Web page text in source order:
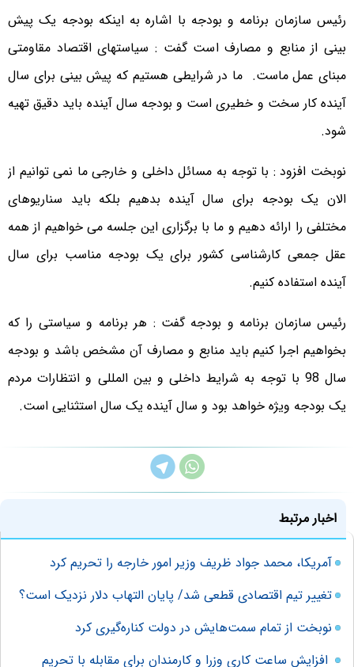
رئیس سازمان برنامه و بودجه با اشاره به اینکه بودجه یک پیش
بینی از منابع و مصارف است گفت : سیاستهای اقتصاد مقاومتی
مبنای عمل ماست. ما در شرایطی هستیم که پیش بینی برای سال
آینده کار سخت و خطیری است و بودجه سال آینده باید دقیق تهیه
شود.
نوبخت افزود : با توجه به مسائل داخلی و خارجی ما نمی توانیم از
الان یک بودجه برای سال آینده بدهیم بلکه باید سناریوهای
مختلفی را ارائه دهیم و ما با برگزاری این جلسه می خواهیم از همه
عقل جمعی کارشناسی کشور برای یک بودجه مناسب برای سال
آینده استفاده کنیم.
رئیس سازمان برنامه و بودجه گفت : هر برنامه و سیاستی را که
بخواهیم اجرا کنیم باید منابع و مصارف آن مشخص باشد و بودجه
سال 98 با توجه به شرایط داخلی و بین المللی و انتظارات مردم
یک بودجه ویژه خواهد بود و سال آینده یک سال استثنایی است.
اخبار مرتبط
آمریکا، محمد جواد ظریف وزیر امور خارجه را تحریم کرد
تغییر تیم اقتصادی قطعی شد/ پایان التهاب دلار نزدیک است؟
نوبخت از تمام سمت‌هایش در دولت کناره‌گیری کرد
افزایش ساعت کاری وزرا و کارمندان برای مقابله با تحریم